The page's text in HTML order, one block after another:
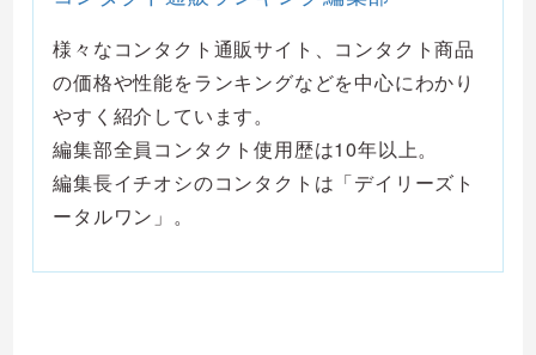
様々なコンタクト通販サイト、コンタクト商品
の価格や性能をランキングなどを中心にわかり
やすく紹介しています。
編集部全員コンタクト使用歴は10年以上。
編集長イチオシのコンタクトは「デイリーズト
ータルワン」。